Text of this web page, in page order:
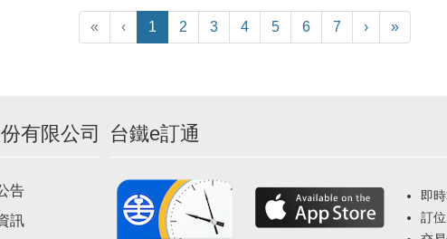
« ‹ 1 (current)
2 3 4 5 6 7 › »
有限公司
告
訊
台鐵e訂通
即
訂位